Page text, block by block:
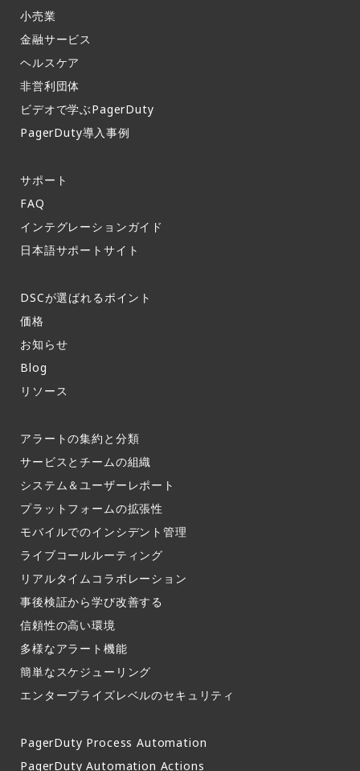
小売業
金融サービス
ヘルスケア
非営利団体
ビデオで学ぶPagerDuty
PagerDuty導入事例​
サポート​
FAQ​
インテグレーションガイド​
日本語サポートサイト​
DSCが選ばれるポイント
価格
お知らせ​
Blog
リソース
アラートの集約と分類​
サービスとチームの組織​
システム＆ユーザーレポート​
プラットフォームの拡張性
モバイルでのインシデント管理​
ライブコールルーティング​
リアルタイムコラボレーション​
事後検証から学び改善する
信頼性の高い環境​
多様なアラート機能​
簡単なスケジューリング​
エンタープライズレベルのセキュリティ
PagerDuty Process Automation
PagerDuty Automation Actions